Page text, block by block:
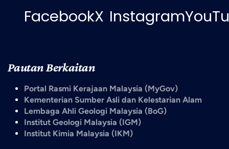
FacebookX Instagram
Pautan Berkaitan
Portal Rasmi Kerajaan Malaysia (MyGov)
Kementerian Sumber Asli dan Kelestarian Alam
Lembaga Ahli Geologi Malaysia (BoG)
Institut Geologi Malaysia (IGM)
Institut Kimia Malaysia (IKM)